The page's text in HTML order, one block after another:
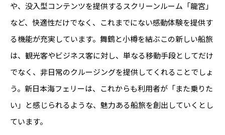
や、没入型コンテンツを提供するスクリーンルーム「龍宮」
など、快適性だけでなく、これまでにない感動体験を提供す
る機能が充実しています。舞鶴と小樽を結ぶこの新しい船旅
は、観光客やビジネス客に対し、単なる移動手段としてだけ
でなく、非日常のクルージングを提供してくれることでしょ
う。新日本海フェリーは、これからも利用者が「また乗りた
い」と感じられるような、魅力ある船旅を創出していくとし
ています。